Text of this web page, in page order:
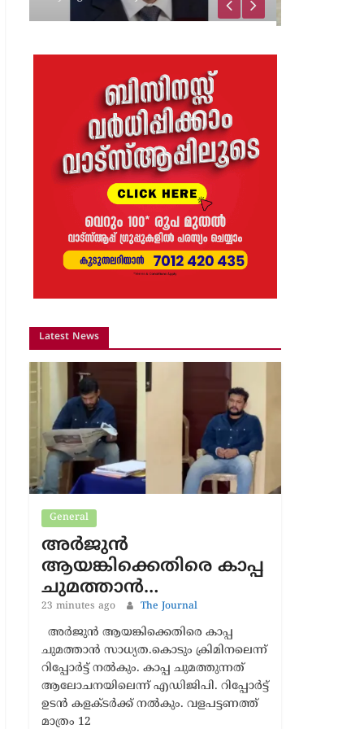
സ്കൂട്ടറിലെ പടക്കം
Latest News
General
അർജുൻ
ആയങ്കിക്കെതിരെ കാപ്പ
ചുമത്താൻ…
23 minutes ago The Journal
അർജുൻ ആയങ്കിക്കെതിരെ കാപ്പ
ചുമത്താൻ സാധ്യത.കൊടും ക്രിമിനലെന്ന്